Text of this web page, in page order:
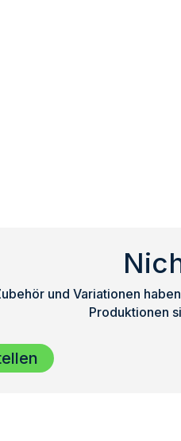
und Variationen
Produktionen